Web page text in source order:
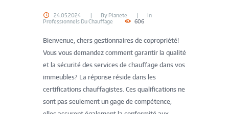
24.05.2024 By Planete
In
Professionnels Du Chauffage
606
Bienvenue, chers gestionnaires de copropriété!
Vous vous demandez comment garantir la qualité
et la sécurité des services de chauffage dans vos
immeubles? La réponse réside dans les
certifications chauffagistes. Ces qualifications ne
sont pas seulement un gage de compétence,